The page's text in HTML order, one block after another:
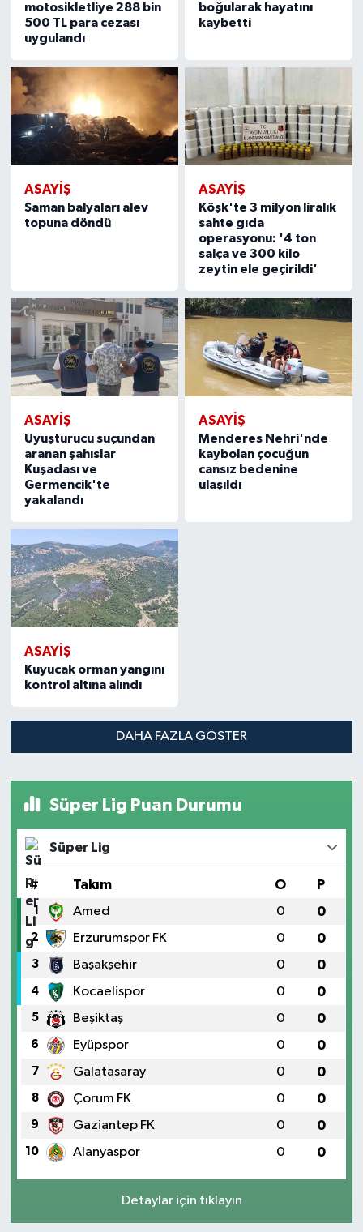
motosikletliye 288 bin
500 TL para cezası
uygulandı
boğularak hayatını
kaybetti
ASAYİŞ
Saman balyaları alev
topuna döndü
ASAYİŞ
Köşk'te 3 milyon liralık
sahte gıda
operasyonu: '4 ton
salça ve 300 kilo
zeytin ele geçirildi'
ASAYİŞ
Uyuşturucu suçundan
aranan şahıslar
Kuşadası ve
Germencik'te
yakalandı
ASAYİŞ
Menderes Nehri'nde
kaybolan çocuğun
cansız bedenine
ulaşıldı
ASAYİŞ
Kuyucak orman yangını
kontrol altına alındı
DAHA FAZLA GÖSTER
Süper Lig Puan Durumu
Süper Lig
# Takım O P
1 Amed 0 0
2 Erzurumspor FK 0 0
3 Başakşehir 0 0
4 Kocaelispor 0 0
5 Beşiktaş 0 0
6 Eyüpspor 0 0
7 Galatasaray 0 0
8 Çorum FK 0 0
9 Gaziantep FK 0 0
10 Alanyaspor 0 0
Detaylar için tıklayın